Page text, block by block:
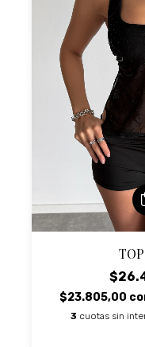
$23.805,00
3 cuotas sin